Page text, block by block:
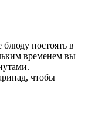
постоять в
временем вы
чтобы